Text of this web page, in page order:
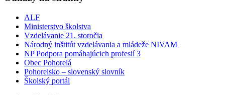
ALF
Ministerstvo školstva
Vzdelávanie 21. storočia
Národný inštitút vzdelávania a mládeže NIVAM
NP Podpora pomáhajúcich profesií 3
Obec Pohorelá
Pohorelsko – slovenský slovník
Školský portál